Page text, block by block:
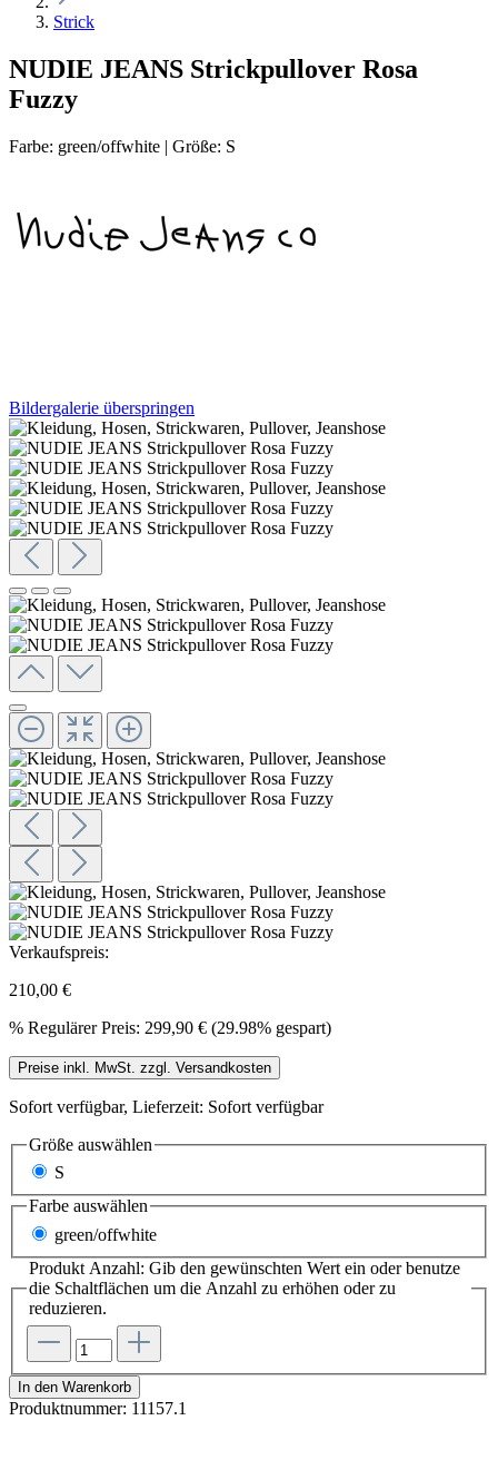
Strick
NUDIE JEANS Strickpullover Rosa
Fuzzy
Farbe: green/offwhite | Größe: S
Bildergalerie überspringen
Verkaufspreis:
210,00 €
% Regulärer Preis: 299,90 € (29.98% gespart)
Preise inkl. MwSt. zzgl. Versandkosten
Sofort verfügbar, Lieferzeit: Sofort verfügbar
Größe auswählen
S
Farbe auswählen
green/offwhite
Produkt Anzahl: Gib den gewünschten Wert ein oder benutze
die Schaltflächen um die Anzahl zu erhöhen oder zu
reduzieren.
In den Warenkorb
Produktnummer: 11157.1